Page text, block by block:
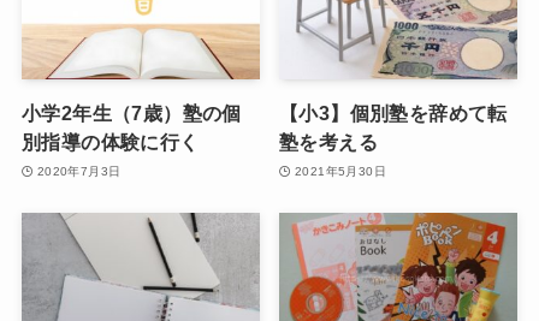
小学2年生（7歳）塾の個
別指導の体験に行く
2020年7月3日
【小3】個別塾を辞めて転
塾を考える
2021年5月30日